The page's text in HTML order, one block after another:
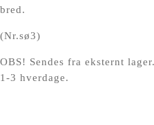
bred.
(Nr.sø3)
OBS! Sendes fra eksternt
1-3 hverdage.